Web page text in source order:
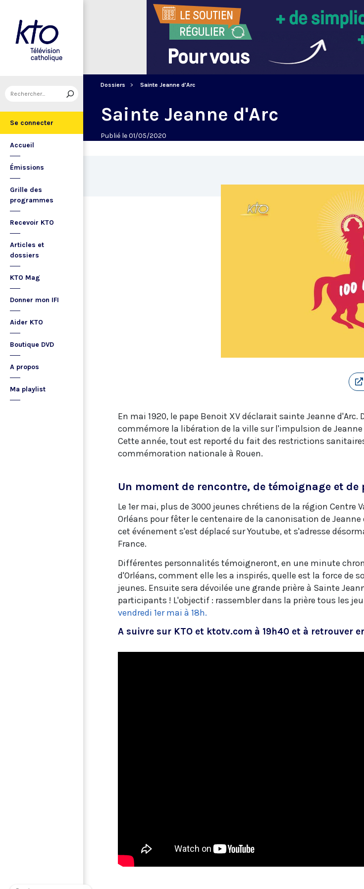
Se connecter
Accueil
Émissions
Grille des
programmes
Recevoir KTO
Articles et
dossiers
KTO Mag
Donner mon IFI
Aider KTO
Boutique DVD
A propos
Ma playlist
Dossiers Sainte Jeanne d'Arc
Sainte Jeanne d'Arc
Publié le 01/05/2020
En mai 1920, le pape Benoit XV déclarait sainte Jeanne d'Arc.
commémore la libération de la ville sur l'impulsion de
Cette année, tout est reporté du fait des restrictions
commémoration nationale à Rouen.
Un moment de rencontre, de témoignage et de
Le 1er mai, plus de 3000 jeunes chrétiens de la région Centre
Orléans pour fêter le centenaire de la canonisation de
cet événement s'est déplacé sur Youtube, et s'adresse
France.
Différentes personnalités témoigneront, en une minute
d'Orléans, comment elle les a inspirés, quelle est la force de
jeunes. Ensuite sera dévoilée une grande prière à Sainte
participants ! L'objectif : rassembler dans la prière tous les
vendredi 1er mai à 18h.
A suivre sur KTO et ktotv.com à 19h40 et à retrouver